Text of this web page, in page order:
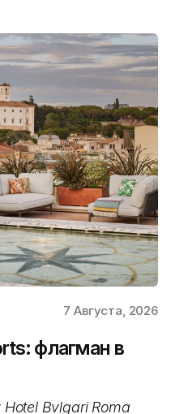
7 Августа, 2026
флагман в
Bvlgari Roma